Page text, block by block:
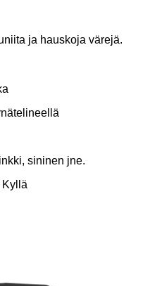
ja hauskoja värejä.
sininen jne.
Kyllä